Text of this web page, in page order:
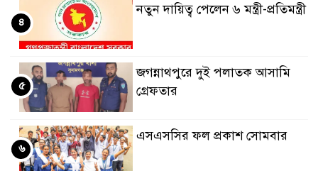
নতুন দায়িত্ব পেলেন ৬ মন্ত্রী-প্রতিমন্ত্রী
৪
জগন্নাথপুরে দুই পলাতক আসামি
গ্রেফতার
৫
এসএসসির ফল প্রকাশ সোমবার
৬